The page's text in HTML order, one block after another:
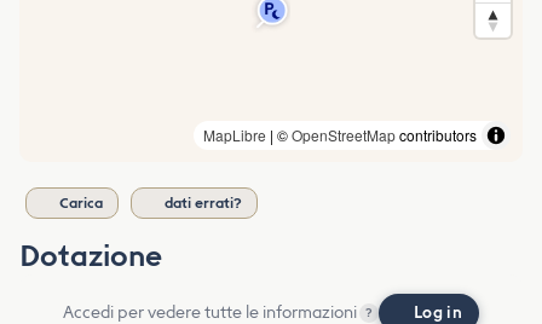
MapLibre | ©OpenStreetMapcontributors
Carica dati errati?
Dotazione
Accedi per vedere tutte le informazioni ? Log in